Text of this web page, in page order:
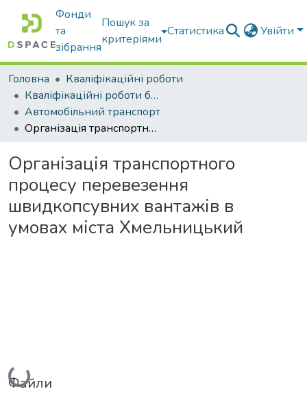
Фонди
та
зібрання
Пошук за
критеріями
Статистика Увійти
Головна
Кваліфікаційні роботи
Кваліфікаційні роботи бакалаврів
Автомобільний транспорт
Організація транспортного процесу перевезення швидкопсувних вантажів в умовах міста Хмельницький
Організація транспортного
процесу перевезення
швидкопсувних вантажів в
умовах міста Хмельницький
Вантажиться...
Файли